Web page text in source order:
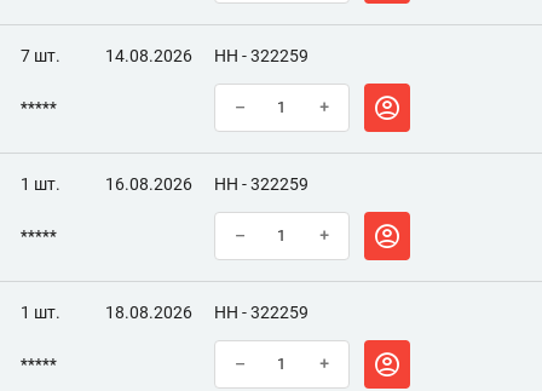
7 шт. 14.08.2026 НН - 322259
***** – +
1 шт. 16.08.2026 НН - 322259
***** – +
1 шт. 18.08.2026 НН - 322259
***** – +